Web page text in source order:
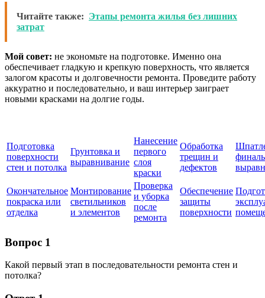
Читайте также: Этапы ремонта жилья без лишних
затрат
Мой совет: не экономьте на подготовке. Именно она
обеспечивает гладкую и крепкую поверхность, что является
залогом красоты и долговечности ремонта. Проведите работу
аккуратно и последовательно, и ваш интерьер заиграет
новыми красками на долгие годы.
Подготовка
поверхности
стен и потолка
Грунтовка и
выравнивание
Нанесение
первого
слоя
краски
Обработка
трещин и
дефектов
Окончательное
покраска или
отделка
Монтирование
светильников
и элементов
Проверка
и уборка
после
ремонта
Обеспечение
защиты
поверхности
Вопрос 1
Какой первый этап в последовательности ремонта стен и
потолка?